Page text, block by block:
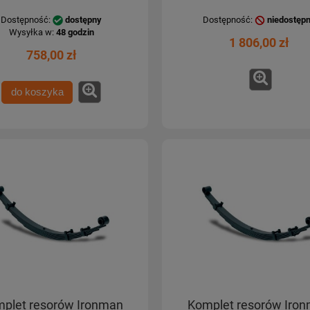
Dostępność:
dostępny
Wysyłka w: 48 godzin
758,00 zł
do koszyka
Dostępność:
1 806,00 zł
resorów Ironman Komplet resorów